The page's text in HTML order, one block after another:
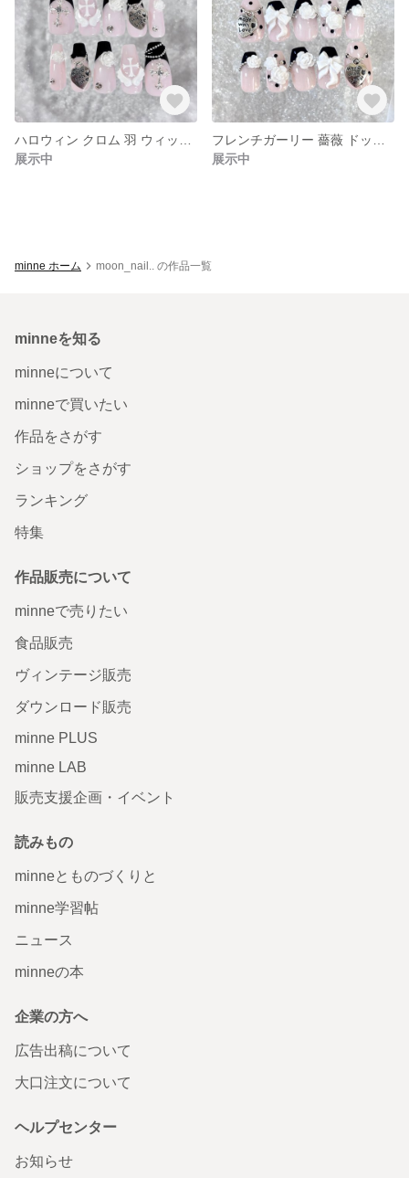
展示中
展示中
minne ホーム moon_nail.. の作品一覧
minneを知る
minneについて
minneで買いたい
作品をさがす
ショップをさがす
ランキング
特集
作品販売について
minneで売りたい
食品販売
ヴィンテージ販売
ダウンロード販売
minne PLUS
minne LAB
販売支援企画・イベント
読みもの
minneとものづくりと
minne学習帖
ニュース
minneの本
企業の方へ
広告出稿について
大口注文について
ヘルプセンター
お知らせ